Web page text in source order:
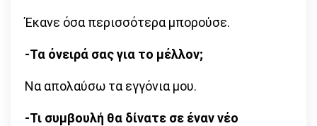
Έκανε όσα περισσότερα μπορούσε.
-Τα όνειρά σας για το μέλλον;
Να απολαύσω τα εγγόνια μου.
-Τι συμβουλή θα δίνατε σε έναν νέο